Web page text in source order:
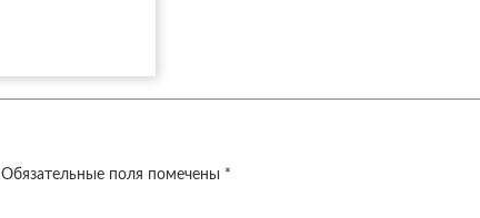
Обязательные поля помечены *